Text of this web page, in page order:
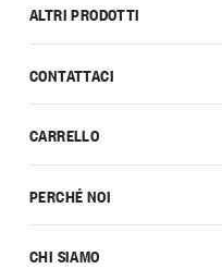
CONTATTACI
CARRELLO
PERCHÉ NOI
CHI SIAMO
ALTRI PRODOTTI